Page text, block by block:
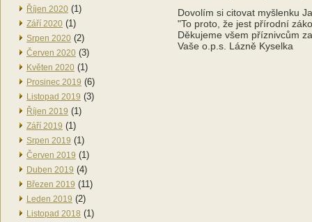
Říjen 2020 (1)
Září 2020 (1)
Srpen 2020 (2)
Červen 2020 (3)
Květen 2020 (1)
Prosinec 2019 (6)
Listopad 2019 (3)
Říjen 2019 (1)
Září 2019 (1)
Srpen 2019 (1)
Červen 2019 (1)
Duben 2019 (4)
Březen 2019 (11)
Leden 2019 (2)
Listopad 2018 (1)
Dovolím si citovat myšlenku
"To proto, že jest přírodní
Děkujeme všem příznivcům
Vaše o.p.s. Lázně Kyselka